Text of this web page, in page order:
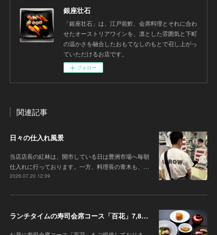
銀座壮石
「銀座壮石」は、江戸前鮓、会席料理とそれに合わ
せたオーストリアワインを、凛とした雰囲気と下町
の温かさを融合したおもてなしのもとで召し上がっ
ていただけるお店です。
フォロー
関連記事
日々の仕入れ風景
当店店長の紅林は、開市している日は豊洲市場へ毎朝
仕入れに行っております。一方、料理長の青木も、…
2026.07.20 12:09
ランチタイムの寿司会席コース「百花」7,8月の内容のご案内